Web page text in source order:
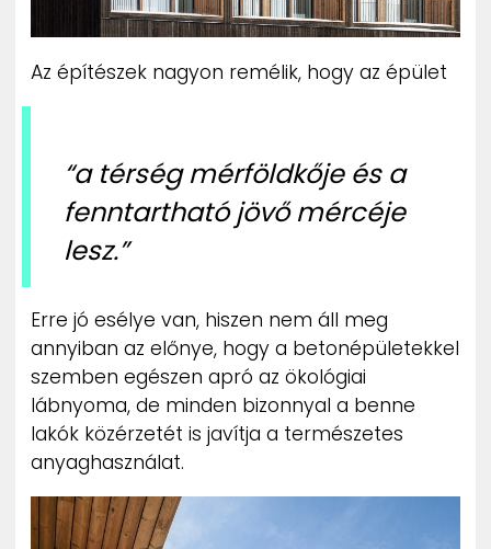
Az építészek nagyon remélik, hogy az épület
“a térség mérföldkője és a
fenntartható jövő mércéje
lesz.”
Erre jó esélye van, hiszen nem áll meg
annyiban az előnye, hogy a betonépületekkel
szemben egészen apró az ökológiai
lábnyoma, de minden bizonnyal a benne
lakók közérzetét is javítja a természetes
anyaghasználat.